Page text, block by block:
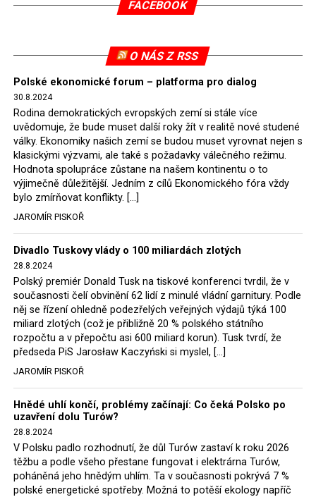
tomuto rozhodnutí nevyhověla, proto na žádost
2022, než byl tento případ z důvodu uzavření dohody
Polska s Českou republikou o odstranění příčin sporu o
důl Turów vymazán z rejstříku tribunálu. Celkem si
Polsko nechalo z přiznaných evropských fondů odečíst
asi 70 milionů eur na pokutách a 45 milionů eur
zaplatilo jako odškodnění České republice – ale jak důl,
tak elektrárna nadále fungovaly. Už tehdy zástupci
tehdejší opozice a dnes vládnoucí koalice, jako
místopředseda Občanské platformy (PO) Rafał
Hołownia, přímo řekli, že by se polská vláda měla
tomuto rozhodnutí podřídit.
Rozhodnutí polského ministra spravedlnosti jistě potěší
německé, české a polské ekology, ale i těžaře. Je těžké si
představit, že by o takové věci rozhodoval sám ministr
Bodnar. Musel získat politický souhlas vládnoucí koalice.
Stále jsou totiž platné argumenty Morawieckého vlády,
že důl i elektrárna jsou – kromě zabezpečování cca 7 %
polského energetického mixu – klíčovými podniky, spolu
se svými dceřinými společnostmi zaměstnávají cca pět
tisíc lidí. Navíc s činností dolu a elektrárny nepřímo
souvisí dalších několik desítek tisíc pracovních míst v
regionu. Zelená politika ale opět zvítězila.
FACEBOOK
O NÁS Z RSS
Polské ekonomické forum – platforma pro dialog
30.8.2024
Rodina demokratických evropských zemí si stále více
uvědomuje, že bude muset další roky žít v realitě nové studené
války. Ekonomiky našich zemí se budou muset vyrovnat nejen s
klasickými výzvami, ale také s požadavky válečného režimu.
Hodnota spolupráce zůstane na našem kontinentu o to
výjimečně důležitější. Jedním z cílů Ekonomického fóra vždy
bylo zmírňovat konflikty. […]
JAROMÍR PISKOŘ
Divadlo Tuskovy vlády o 100 miliardách zlotých
28.8.2024
Polský premiér Donald Tusk na tiskové konferenci tvrdil, že v
současnosti čelí obvinění 62 lidí z minulé vládní garnitury. Podle
něj se řízení ohledně podezřelých veřejných výdajů týká 100
miliard zlotých (což je přibližně 20 % polského státního
rozpočtu a v přepočtu asi 600 miliard korun). Tusk tvrdí, že
předseda PiS Jarosław Kaczyński si myslel, […]
JAROMÍR PISKOŘ
Hnědé uhlí končí, problémy začínají: Co čeká Polsko po
uzavření dolu Turów?
28.8.2024
V Polsku padlo rozhodnutí, že důl Turów zastaví k roku 2026
těžbu a podle všeho přestane fungovat i elektrárna Turów,
poháněná jeho hnědým uhlím. Ta v současnosti pokrývá 7 %
polské energetické spotřeby. Možná to potěší ekology napříč